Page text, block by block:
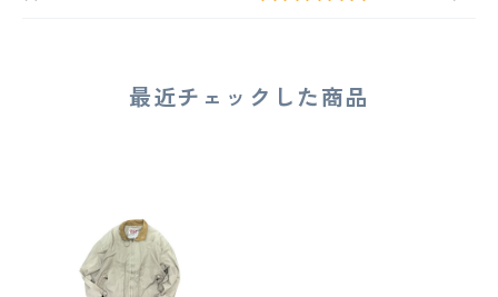
最近チェックした商品